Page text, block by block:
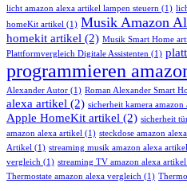
licht amazon alexa artikel lampen steuern (1)
homeKit artikel (1) Musik Amazon
homekit artikel (2) Musik Smart Home
Plattformvergleich Digitale Assistenten (1)
programmieren
Alexander Autor (1) Roman Alexander Smart
alexa artikel (2) sicherheit kamera amazon
Apple HomeKit artikel (2) sicherheit
amazon alexa artikel (1) steckdose amazon
Artikel (1) streaming musik amazon alexa artikel
vergleich (1) streaming TV amazon alexa artikel
Thermostate amazon alexa vergleich (1)